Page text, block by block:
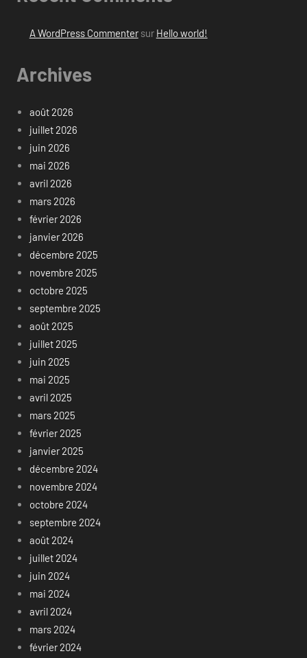
A WordPress Commentersur Hello world!
Archives
août 2026
juillet 2026
juin 2026
mai 2026
avril 2026
mars 2026
février 2026
janvier 2026
décembre 2025
novembre 2025
octobre 2025
septembre 2025
août 2025
juillet 2025
juin 2025
mai 2025
avril 2025
mars 2025
février 2025
janvier 2025
décembre 2024
novembre 2024
octobre 2024
septembre 2024
août 2024
juillet 2024
juin 2024
mai 2024
avril 2024
mars 2024
février 2024